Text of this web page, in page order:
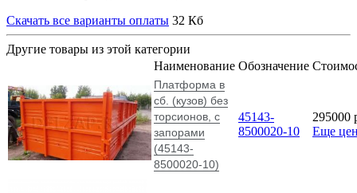
Скачать все варианты оплаты 32 Кб
Другие товары из этой категории
Наименование Обозначение
Платформа в
сб. (кузов) без
торсионов, с
запорами
(45143-
8500020-10)
45143-
8500020-10
295000
Еще